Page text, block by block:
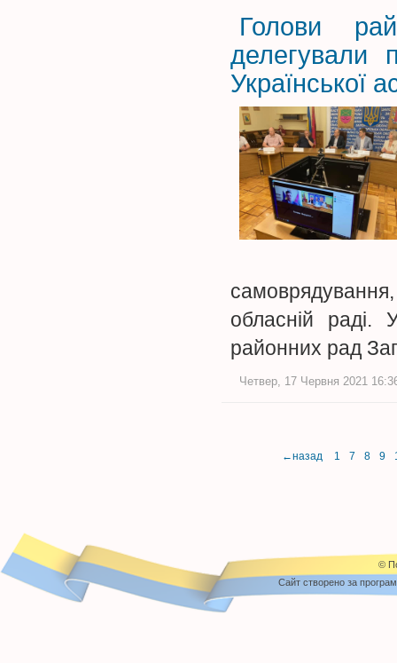
Голови
делегували
Української
обласній раді.
районних рад
Четвер, 17 Червня 2021
←назад 1 7 8 9
©
Cайт створено за